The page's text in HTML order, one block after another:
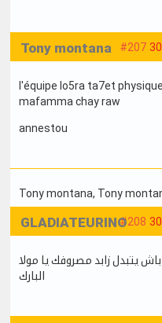
#207
Tony montana
l'équipe lo5ra ta7et
mafamma chay raw
annestou
Tony montana, Tony
#208
GLADIATEURINO
يتبدل زابد مصروفك يا مولا
البارك